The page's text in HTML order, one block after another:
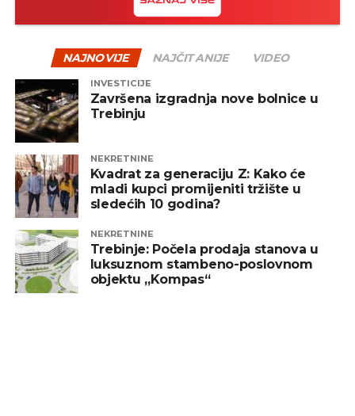
Iz Agencije su istakli da će sistem štititi javnu
upravu i kritične infrastrukture koje čini 780
institucija republičkog nivoa.
–Za partnera je, u skladu sa smjernicama
Vlade za upravljanje krizom lanaca
snabdijevanja i politički motivisanih ne-UN
sankcija, izabrana kompanija ELINC,
specijalizovani proizvođač opreme iz domena
nacionalnih sistema informacione
NAJNOVIJE NAJČITANIJE VIDEO
INVESTICIJE
Završena izgradnja nove bolnice u
Trebinju
NEKRETNINE
Kvadrat za generaciju Z: Kako će
mladi kupci promijeniti tržište u
sledećih 10 godina?
NEKRETNINE
Trebinje: Počela prodaja stanova u
luksuznom stambeno-poslovnom
objektu „Kompas“